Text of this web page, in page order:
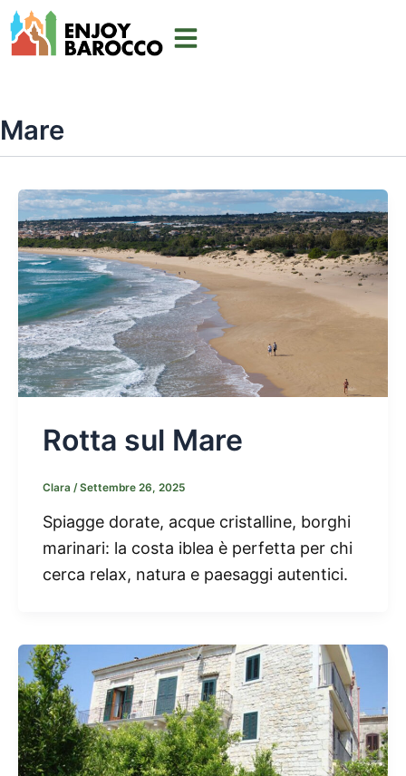
Vai
al
Mare
Rotta sul Mare
Clara /Settembre 26, 2025
Spiagge dorate, acque cristalline, borghi
marinari: la costa iblea è perfetta per chi
cerca relax, natura e paesaggi autentici.